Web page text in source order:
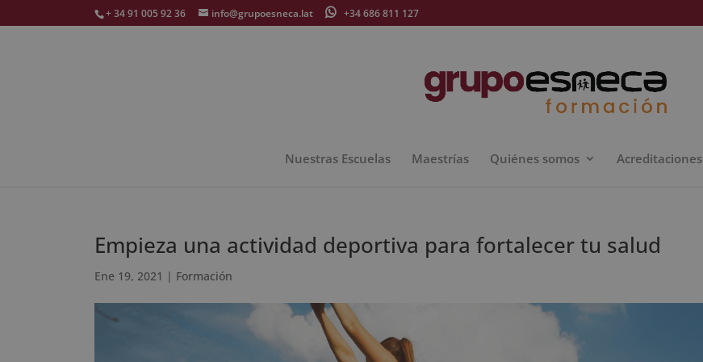
+ 34 91 005 92 36 info@grupoesneca.lat +34 686 811 127
Nuestras Escuelas Maestrías Quiénes somos Acreditaciones
Empieza una actividad deportiva para fortalecer tu salud
Ene 19, 2021 | Formación